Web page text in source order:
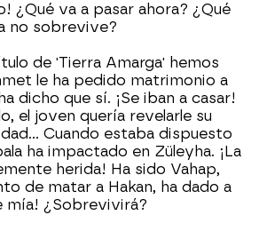
¿Qué va a pasar ahora? ¿Qué
no sobrevive?
de 'Tierra Amarga' hemos
le ha pedido matrimonio a
dicho que sí. ¡Se iban a casar!
el joven quería revelarle su
Cuando estaba dispuesto
ha impactado en Züleyha. ¡La
herida! Ha sido Vahap,
de matar a Hakan, ha dado a
mía! ¿Sobrevivirá?